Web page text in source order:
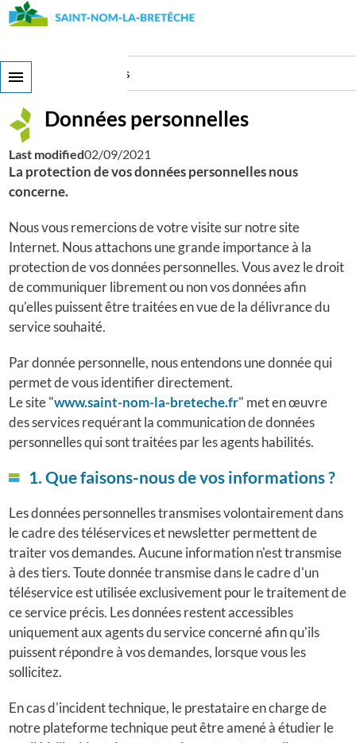
Skip
Données personnelles
Données personnelles
Last modified02/09/2021
La protection de vos données personnelles nous
concerne.
Nous vous remercions de votre visite sur notre site
Internet. Nous attachons une grande importance à la
protection de vos données personnelles. Vous avez le droit
de communiquer librement ou non vos données afin
qu'elles puissent être traitées en vue de la délivrance du
service souhaité.
Par donnée personnelle, nous entendons une donnée qui
permet de vous identifier directement.
Le site "www.saint-nom-la-breteche.fr" met en œuvre
des services requérant la communication de données
personnelles qui sont traitées par les agents habilités.
1. Que faisons-nous de vos informations ?
Les données personnelles transmises volontairement dans
le cadre des téléservices et newsletter permettent de
traiter vos demandes. Aucune information n'est transmise
à des tiers. Toute donnée transmise dans le cadre d'un
téléservice est utilisée exclusivement pour le traitement de
ce service précis. Les données restent accessibles
uniquement aux agents du service concerné afin qu'ils
puissent répondre à vos demandes, lorsque vous les
sollicitez.
En cas d'incident technique, le prestataire en charge de
notre plateforme technique peut être amené à étudier le